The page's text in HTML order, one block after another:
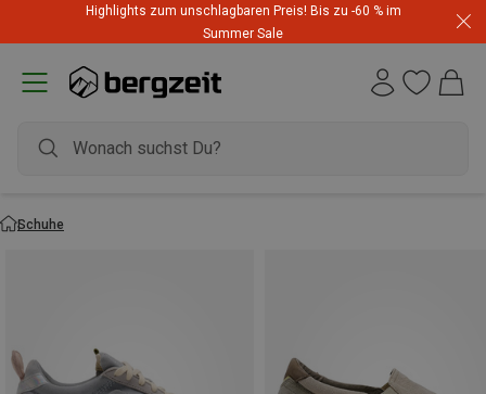
Highlights zum unschlagbaren Preis! Bis zu -60 % im
Summer Sale
Schuhe